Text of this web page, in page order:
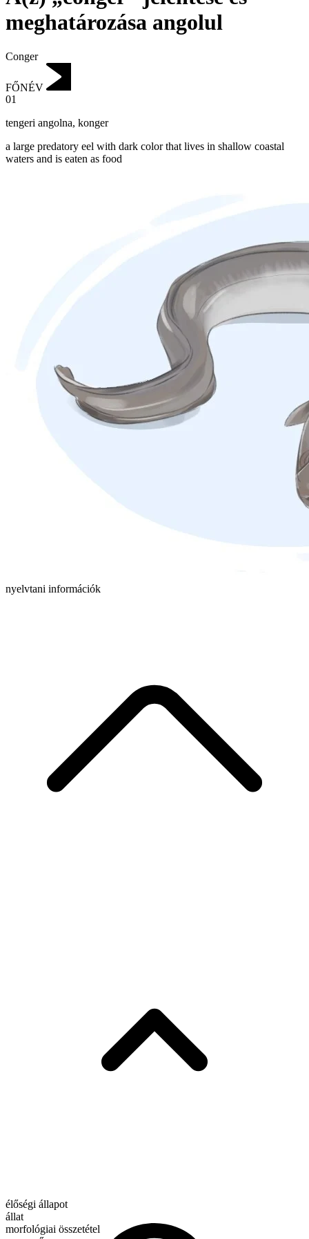
meghatározása angolul
Conger
FŐNÉV
01
tengeri angolna, konger
a large predatory eel with dark color that lives in shallow coastal
waters and is eaten as food
nyelvtani információk
élőségi állapot
állat
morfológiai összetétel